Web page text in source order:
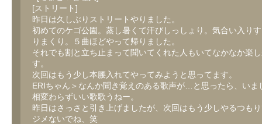
[ストリート]
昨日は久しぶりストリートやりました。
初めてのケゴ公園。蒸し暑くて汗びしっしょり。気合い入り
りまくり。５曲ほどやって帰りました。
それでも割と立ち止まって聞いてくれた人もいてなかなか楽
す。
次回はもう少し本腰入れてやってみようと思ってます。
ERIちゃん＞なんか聞き覚えのある歌声が…と思ったら、いま
相変わらずいい歌歌うねー。
昨日はさっさと引き上げましたが、次回はもう少しやるつも
ジメないでね、笑